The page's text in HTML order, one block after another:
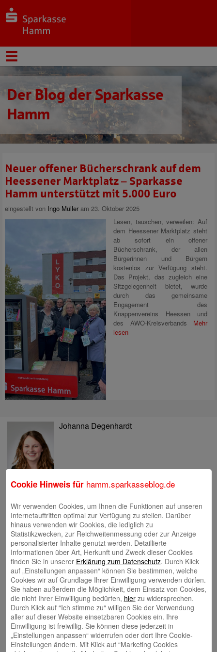
Der Blog der Sparkasse
Hamm
Neuer offener Bücherschrank auf dem
Heessener Marktplatz – Sparkasse
Hamm unterstützt mit 5.000 Euro
eingestellt von Ingo Müller am 23. Oktober 2025
Lesen, tauschen, verweilen: Auf
dem Heessener Marktplatz steht
ab sofort ein offener
Bücherschrank, der allen
Bürgerinnen und Bürgern
kostenlos zur Verfügung steht.
Das Projekt, das zugleich eine
Sitzgelegenheit bietet, wurde
durch das gemeinsame
Engagement des
Knappenvereins Heessen und
des AWO-Kreisverbands Mehr
lesen
Johanna Degenhardt
Ingo Müller
Schlagwörter
Cookie Hinweis für hamm.sparkasseblog.de
Wir verwenden Cookies, um Ihnen die Funktionen auf unseren
Internetauftritten optimal zur Verfügung zu stellen. Darüber
hinaus verwenden wir Cookies, die lediglich zu
Statistikzwecken, zur Reichweitenmessung oder zur Anzeige
personalisierter Inhalte genutzt werden. Detaillierte
Informationen über Art, Herkunft und Zweck dieser Cookies
finden Sie in unserer Erklärung zum Datenschutz. Durch Klick
auf „Einstellungen anpassen“ können Sie bestimmen, welche
Cookies wir auf Grundlage Ihrer Einwilligung verwenden dürfen.
Sie haben außerdem die Möglichkeit, dem Einsatz von Cookies,
die nicht Ihrer Einwilligung bedürfen, hierzu widersprechen.
Durch Klick auf “Ich stimme zu“ willigen Sie der Verwendung
aller auf dieser Website einsetzbaren Cookies ein. Ihre
Einwilligung ist freiwillig. Sie können diese jederzeit in
„Einstellungen anpassen“ widerrufen oder dort Ihre Cookie-
Einstellungen ändern. Mit Klick auf “Marketing Cookies